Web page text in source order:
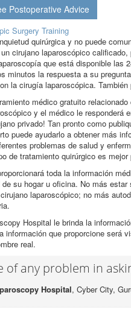
Postoperative Advice
quirúrgica y no puede
cirujano laparoscópico
que está disponible las
minutos la respuesta a su
la cirugía laparoscópica.
médico gratuito
y el médico le responderá
privado! Tan pronto como
puede ayudarlo a obtener más
problemas de salud y
de tratamiento quirúrgico es mejor
toda la información
su hogar u oficina. No más
laparoscópico; no más
Hospital le brinda la
información que proporcione será
real.
of any problem in
Hospital, Cyber City,